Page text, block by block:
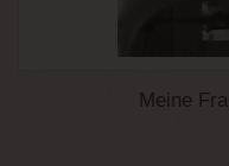
Meine